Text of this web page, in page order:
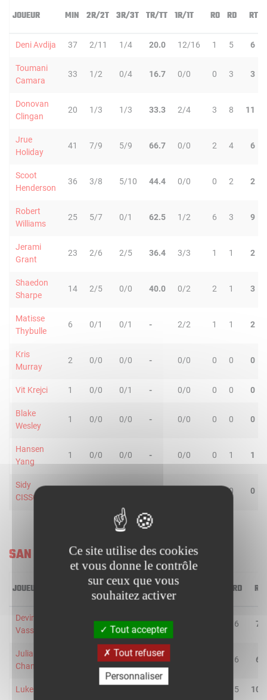
JOUEUR MIN 2R/2T 3R/3T TR/TT 1R/1T RO RD RT
Deni Avdija 37 2/11 1/4 20.0 12/16 1 5 6
Toumani
Camara
33 1/2 0/4 16.7 0/0 0 3 3
Donovan
Clingan
20 1/3 1/3 33.3 2/4 3 8 11
Jrue
Holiday
41 7/9 5/9 66.7 0/0 2 4 6
Scoot
Henderson
36 3/8 5/10 44.4 0/0 0 2 2
Robert
Williams
25 5/7 0/1 62.5 1/2 6 3 9
Jerami
Grant
23 2/6 2/5 36.4 3/3 1 1 2
Shaedon
Sharpe
14 2/5 0/0 40.0 0/2 2 1 3
Matisse
Thybulle
6 0/1 0/1 - 2/2 1 1 2
Kris
Murray
2 0/0 0/0 - 0/0 0 0 0
Vit Krejci 1 0/0 0/1 - 0/0 0 0 0
Blake
Wesley
1 0/0 0/0 - 0/0 0 0 0
Hansen
Yang
1 0/0 0/0 - 0/0 0 1 1
Sidy
CISSOKO
0 0
SAN ANTONIO SPURS
JOUEUR 2R/2T 3R/3T TR/TT RD RT
Devin
Vassell
1/5 3/7 33.3 6 7
Julian
Champagnie
1/3 2/4 42.9 6 6
Luke Kornet 5 10
Ce site utilise des cookies
et vous donne le contrôle
sur ceux que vous
souhaitez activer
Tout accepter
Tout refuser
Personnaliser